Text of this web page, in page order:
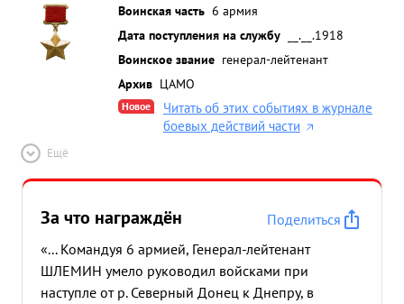
Воинская часть 6 армия
Дата поступления на службу
__.__.1918
Воинское звание генерал-лейтенант
Архив ЦАМО
Новое
Читать об этих событиях в журнале
боевых действий части
Ещё
За что награждён
Поделиться
«... Командуя 6 армией, Генерал-лейтенант
ШЛЕМИН умело руководил войсками при
наступле от р. Северный Донец к Днепру, в